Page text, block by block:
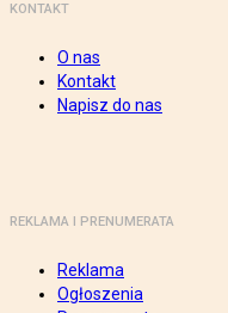
KONTAKT
O nas
Kontakt
Napisz do nas
REKLAMA I PRENUMERATA
Reklama
Ogłoszenia